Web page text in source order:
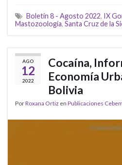
Boletín 8 - Agosto 2022, IX
Mastozoología, Santa Cruz de la
AGO
12
2022
Cocaína,
Economía
Bolivia
PorRoxana Ortiz en Publicaciones